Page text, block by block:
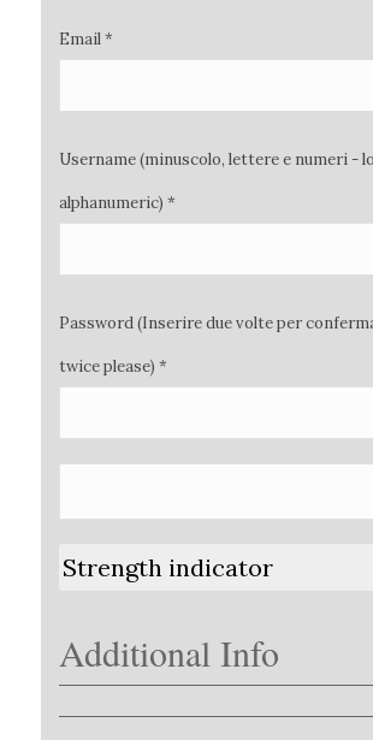
Email *
Username (minuscolo, lettere e numeri -
alphanumeric) *
Password (Inserire due volte per
twice please) *
Strength indicator
Additional Info